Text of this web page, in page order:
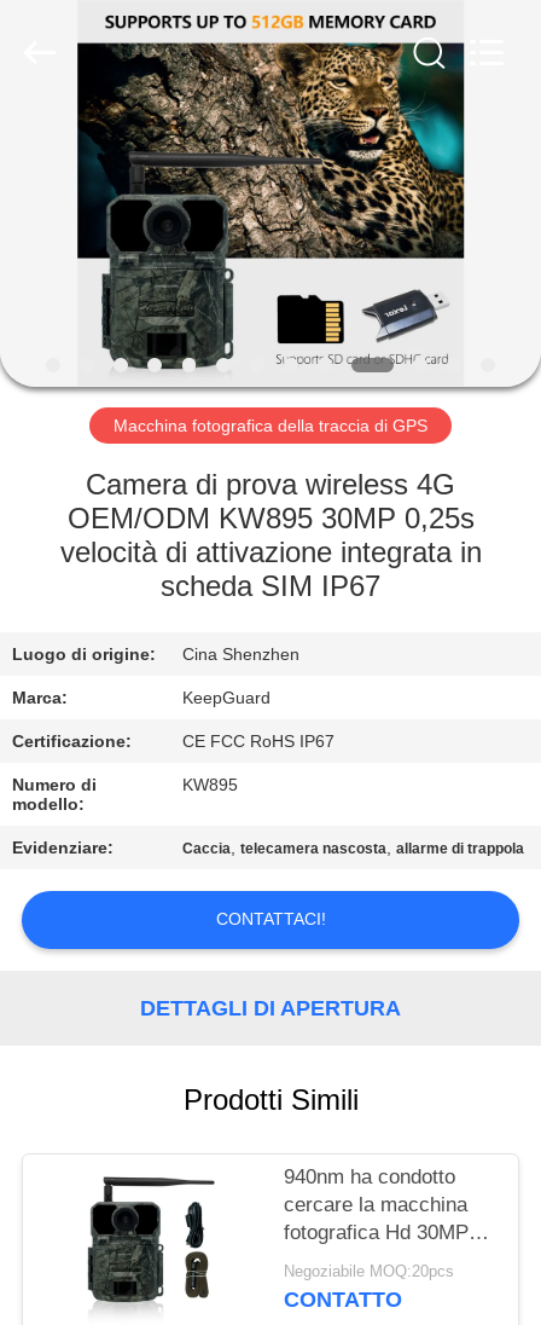
CASA.
PRODOTTI
VIDEO
SU
DI
VISITA
ALLA
FABBRICA
CONTROLLO
DELLA
QUALITÀ
CONTATTACI
NOTIZIE
POLITICA
Macchina fotografica della traccia di GPS
Camera di prova wireless 4G
OEM/ODM KW895 30MP 0,25s
velocità di attivazione integrata in
scheda SIM IP67
Luogo di origine: Cina Shenzhen
Marca: KeepGuard
Certificazione: CE FCC RoHS IP67
Numero di
modello:
KW895
Evidenziare: Caccia,telecamera nascosta,allarme di trappola
CONTATTACI!
DETTAGLI DI APERTURA
Prodotti Simili
940nm ha condotto
cercare la macchina
fotografica Hd 30MP
180mA della traccia
programmabile
Negoziabile MOQ:20pcs
CONTATTO